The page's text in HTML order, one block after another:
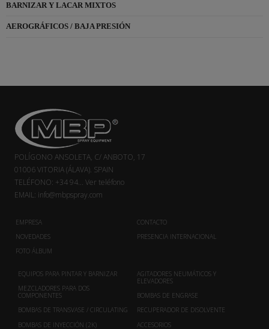
BARNIZAR Y LACAR MIXTOS
AEROGRÁFICOS / BAJA PRESIÓN
POLÍGONO ANSOLETA, C/ ANBOTO, 17
01006 VITORIA (ÁLAVA). SPAIN
TELÉFONO: +34 94... Ver teléfono
EMAIL: info@mbpspray.com
EMPRESA
NOVEDADES
FOTO ÁLBUM
CONTACTO
PRESENCIA INTERNACIONAL
EQUIPOS PARA PINTAR Y BARNIZAR
MEZCLADORES PARA DOS
COMPONENTES
BOMBAS DE TRANSVASE / CIRCULATING
BOMBAS DE INYECCIÓN (2K)
AGITADORES NEUMÁTICOS Y
ELEVADORES
BOMBAS DE ENGRASE
RECUPERADOR DE DISOLVENTE
ACCESORIOS